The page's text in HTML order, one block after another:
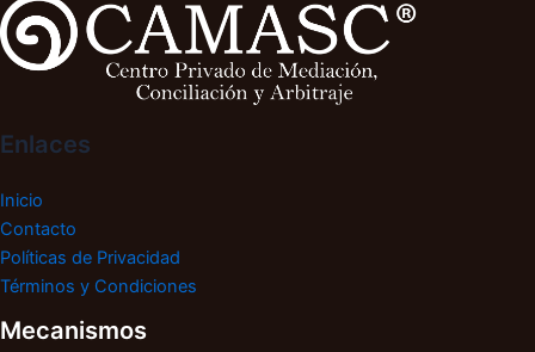
Enlaces
Inicio
Contacto
Políticas de Privacidad
Términos y Condiciones
Mecanismos